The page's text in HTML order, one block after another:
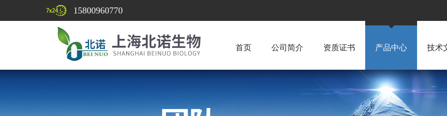
15800960770
首页 公司简介 资质证书 产品中心 技术